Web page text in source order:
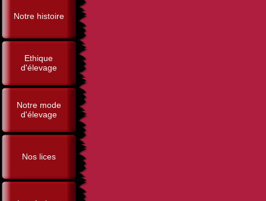
Notre histoire
Ethique
d'élevage
Notre mode
d'élevage
Nos lices